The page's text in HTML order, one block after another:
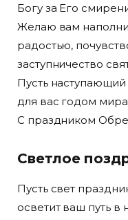
Богу за Его
Желаю вам
радостью,
заступничество
Пусть
для вас годом
С праздником
Светлое
Пусть свет
осветит ваш путь в